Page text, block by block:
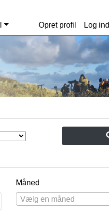
Opret profil Log ind
Måned
Vælg en måned